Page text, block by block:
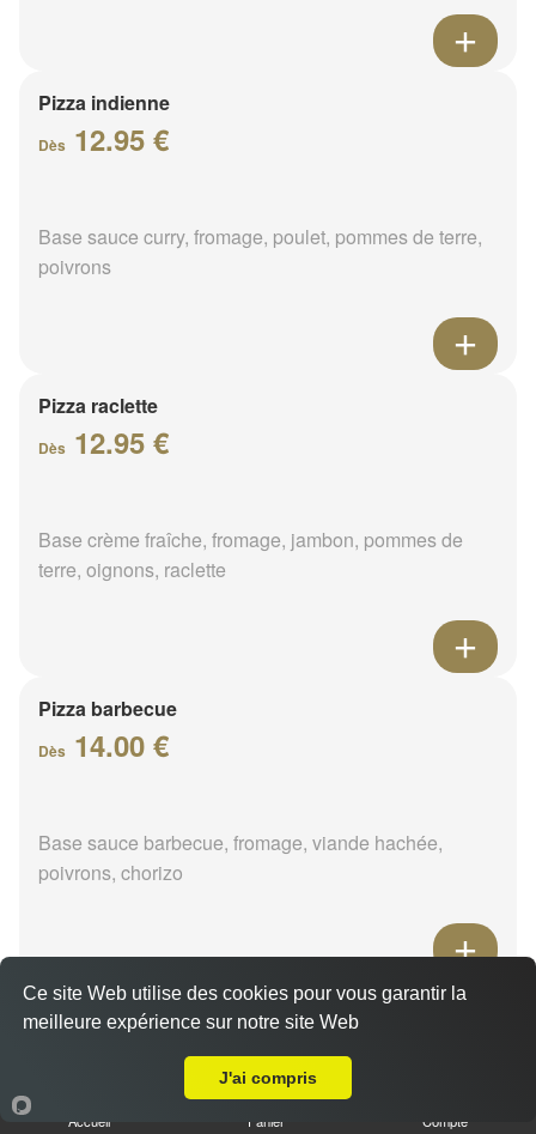
Pizza indienne
Dès 12.95 €
Base sauce curry, fromage, poulet, pommes de terre,
poivrons
Pizza raclette
Dès 12.95 €
Base crème fraîche, fromage, jambon, pommes de
terre, oignons, raclette
Pizza barbecue
Dès 14.00 €
Base sauce barbecue, fromage, viande hachée,
poivrons, chorizo
Pizza cannibale
Accueil Panier Compte
Ce site Web utilise des cookies pour vous garantir la
meilleure expérience sur notre site Web
J'ai compris